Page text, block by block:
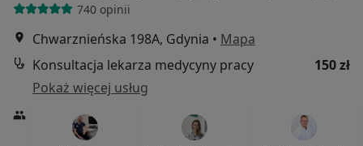
740 opinii
Chwarznieńska 198A, Gdynia • Mapa
Konsultacja lekarza medycyny pracy
150 zł
Pokaż więcej usług